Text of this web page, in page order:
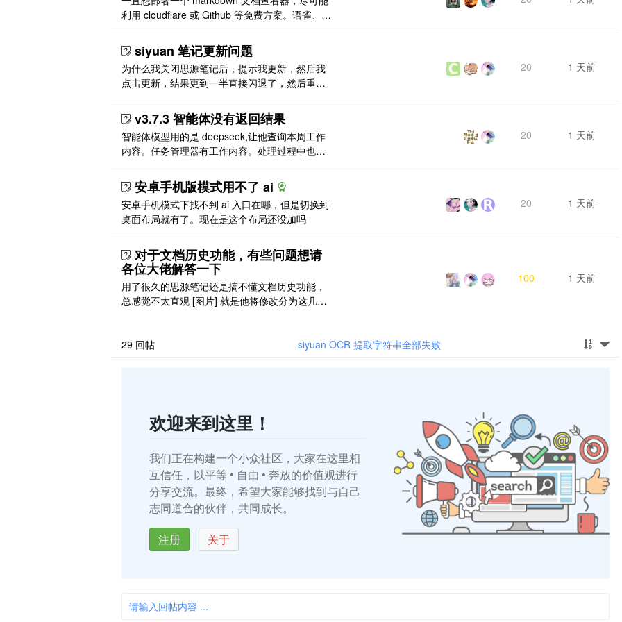
利用 cloudflare 或 Github 等免费方案。语雀、飞
修改次数只有 3 次，而我发的东西都是教程类
的，经常修改是在所难免的。公众号的个人账号
也无法插入链接在文章中，因此忍无可忍了，而
知乎我是不喜欢发的哈哈。 思源的 ..
siyuan 笔记更新问题
为什么我关闭思源笔记后，提示我更新，然后我
点击更新，结果更到一半直接闪退了，然后重新
么解决呀
20 1 天前
v3.7.3 智能体没有返回结果
智能体模型用的是 deepseek,让他查询本周工作
内容。任务管理器有工作内容。处理过程中也显
片]
20 1 天前
安卓手机版模式用不了 ai
安卓手机模式下找不到 ai 入口在哪，但是切换到
桌面布局就有了。现在是这个布局还没加吗
20 1 天前
对于文档历史功能，有些问题想请
各位大佬解答一下
用了很久的思源笔记还是搞不懂文档历史功能，
总感觉不太直观 [图片] 就是他将修改分为这几类
候，我只是想知道，我的上一个版本和现在编辑
100 1 天前
29 回帖 siyuan OCR 提取字符串全部失败
欢迎来到这里！
我们正在构建一个小众社区，大家在这里相
互信任，以平等 • 自由 • 奔放的价值观进行
分享交流。最终，希望大家能够找到与自己
志同道合的伙伴，共同成长。
注册
关于
请输入回帖内容 ...